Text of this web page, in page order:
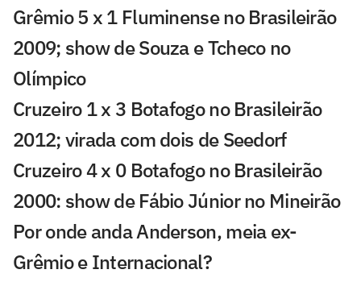
Grêmio 5 x 1 Fluminense no Brasileirão
2009; show de Souza e Tcheco no
Olímpico
Cruzeiro 1 x 3 Botafogo no Brasileirão
2012; virada com dois de Seedorf
Cruzeiro 4 x 0 Botafogo no Brasileirão
2000: show de Fábio Júnior no Mineirão
Por onde anda Anderson, meia ex-
Grêmio e Internacional?